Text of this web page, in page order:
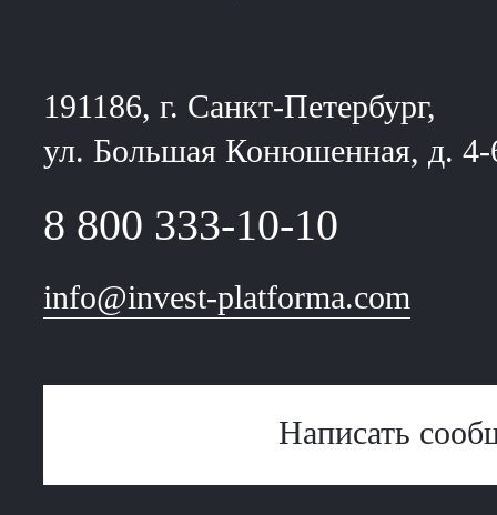
191186, г. Санкт-Петербург,
ул. Большая Конюшенная, д.
8 800 333-10-10
info@invest-platforma.com
Написать